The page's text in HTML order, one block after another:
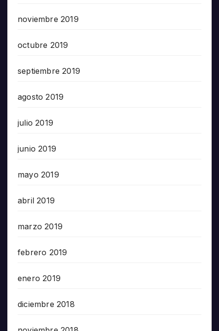
noviembre 2019
octubre 2019
septiembre 2019
agosto 2019
julio 2019
junio 2019
mayo 2019
abril 2019
marzo 2019
febrero 2019
enero 2019
diciembre 2018